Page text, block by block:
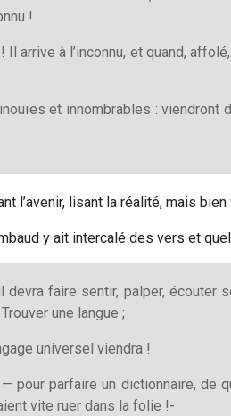
!
Il arrive à l’inconnu, et quand,
et innombrables : viendront
l’avenir, lisant la réalité, mais
y ait intercalé des vers et
devra faire sentir, palper,
une langue ;
universel viendra !
pour parfaire un dictionnaire, de
vite ruer dans la folie !-